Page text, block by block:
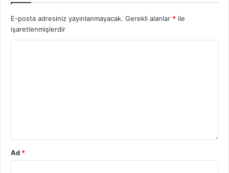
E-posta adresiniz yayınlanmayacak. Gerekli alanlar * ile
işaretlenmişlerdir
Ad *